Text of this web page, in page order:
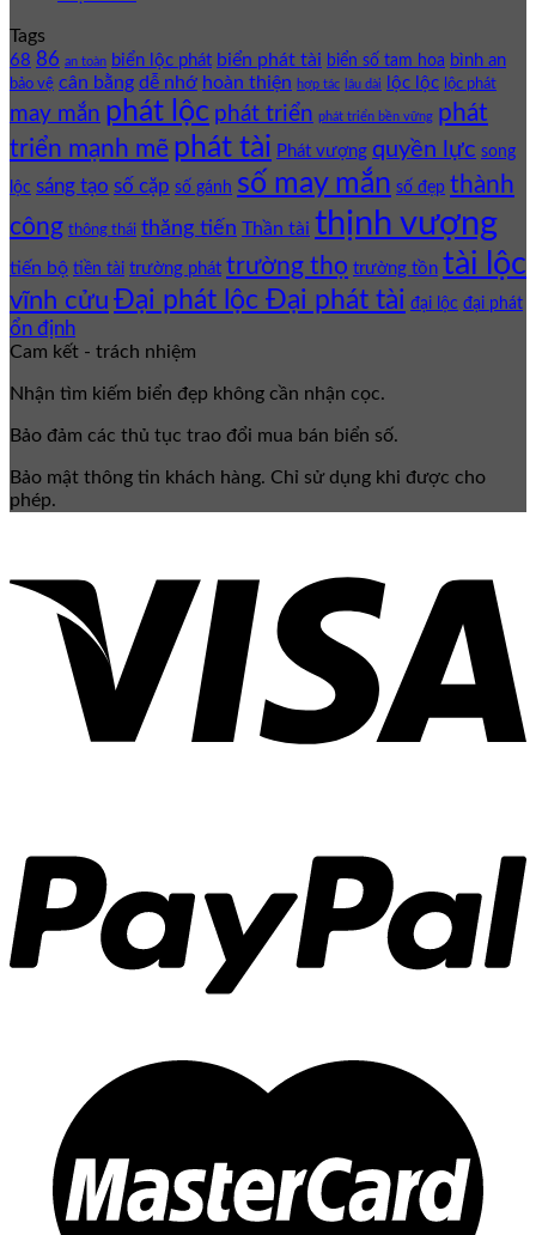
Tags
68 86 an toàn biển lộc phát biển phát tài biển số tam hoa bình an
bảo vệ cân bằng dễ nhớ hoàn thiện hợp tác lâu dài lộc lộc lộc phát
may mắn phát lộc phát triển phát triển bền vững phát
triển mạnh mẽ phát tài Phát vượng quyền lực song
lộc sáng tạo số cặp số gánh số may mắn số đẹp thành
công thông thái thăng tiến Thần tài thịnh vượng
tiến bộ tiền tài trường phát trường thọ trường tồn tài lộc
vĩnh cửu Đại phát lộc Đại phát tài đại lộc đại phát
ổn định
Cam kết - trách nhiệm
Nhận tìm kiếm biển đẹp không cần nhận cọc.
Bảo đảm các thủ tục trao đổi mua bán biển số.
Bảo mật thông tin khách hàng. Chỉ sử dụng khi được cho
phép.